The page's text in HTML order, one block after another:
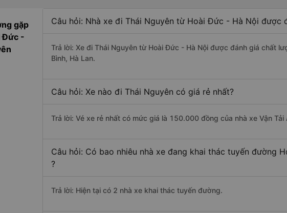
gặp
Đức -
Câu hỏi: Nhà xe đi Thái Nguyên từ Hoài Đức - Hà Nội được
Trả lời: Xe đi Thái Nguyên từ Hoài Đức - Hà Nội được đánh giá chất
Bình, Hà Lan.
Câu hỏi: Xe nào đi Thái Nguyên có giá rẻ nhất?
Trả lời: Vé xe rẻ nhất có mức giá là 150.000 đồng của nhà xe Vận Tải
Câu hỏi: Có bao nhiêu nhà xe đang khai thác tuyến đường
?
Trả lời: Hiện tại có 2 nhà xe khai thác tuyến đường.